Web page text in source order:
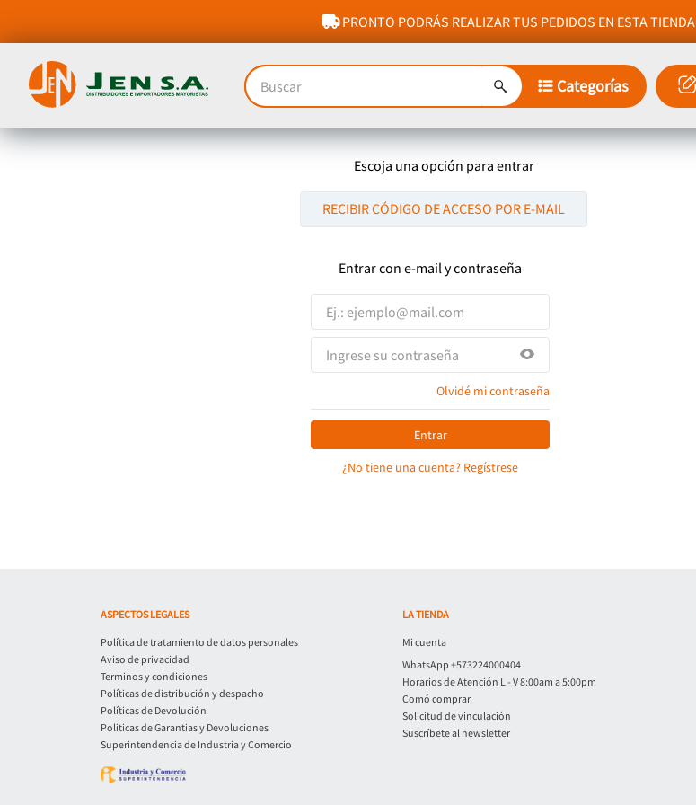
PRONTO PODRÁS REALIZAR TUS PEDIDOS EN ESTA TIENDA
Buscar
Categorías
Escoja una opción para entrar
RECIBIR CÓDIGO DE ACCESO POR E-MAIL
Entrar con e-mail y contraseña
Olvidé mi contraseña
Entrar
¿No tiene una cuenta? Regístrese
ASPECTOS LEGALES
Política de tratamiento de datos personales
Aviso de privacidad
Terminos y condiciones
Políticas de distribución y despacho
Políticas de Devolución
Politicas de Garantias y Devoluciones
Superintendencia de Industria y Comercio
LA TIENDA
Mi cuenta
WhatsApp +573224000404
Horarios de Atención L - V 8:00am a 5:00pm
Comó comprar
Solicitud de vinculación
Suscríbete al newsletter